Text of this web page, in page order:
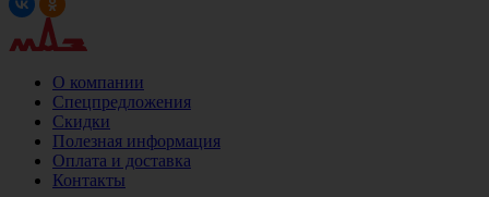
О компании
Спецпредложения
Скидки
Полезная информация
Оплата и доставка
Контакты